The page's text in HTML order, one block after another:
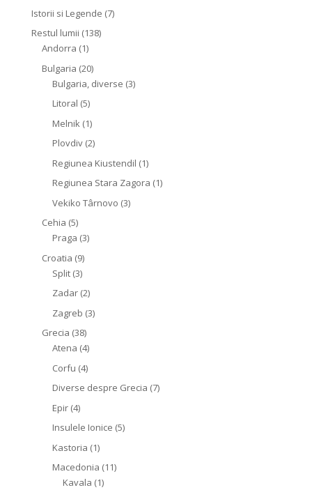
Istorii si Legende (7)
Restul lumii (138)
Andorra (1)
Bulgaria (20)
Bulgaria, diverse (3)
Litoral (5)
Melnik (1)
Plovdiv(2)
Regiunea Kiustendil (1)
Regiunea Stara Zagora (1)
Vekiko Târnovo (3)
Cehia (5)
Praga (3)
Croatia (9)
Split(3)
Zadar(2)
Zagreb (3)
Grecia (38)
Atena (4)
Corfu (4)
Diverse despre Grecia (7)
Epir(4)
Insulele Ionice (5)
Kastoria (1)
Macedonia (11)
Kavala (1)